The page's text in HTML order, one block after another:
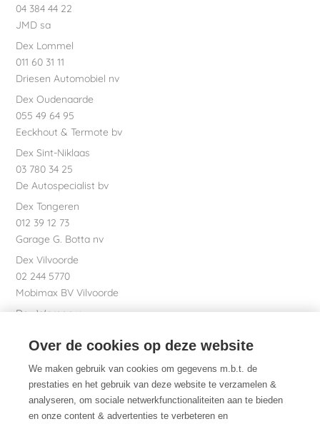
04 384 44 22
JMD sa
Dex Lommel
011 60 31 11
Driesen Automobiel nv
Dex Oudenaarde
055 49 64 95
Eeckhout & Termote bv
Dex Sint-Niklaas
03 780 34 25
De Autospecialist bv
Dex Tongeren
012 39 12 73
Garage G. Botta nv
Dex Vilvoorde
02 244 5770
Mobimax BV Vilvoorde
Dex Waregem
Garage Dhont bv
Dex nv Maatschappelijke zetel
051 26 01 01
Over de cookies op deze website
We maken gebruik van cookies om gegevens m.b.t. de
prestaties en het gebruik van deze website te verzamelen &
analyseren, om sociale netwerkfunctionaliteiten aan te bieden
en onze content & advertenties te verbeteren en